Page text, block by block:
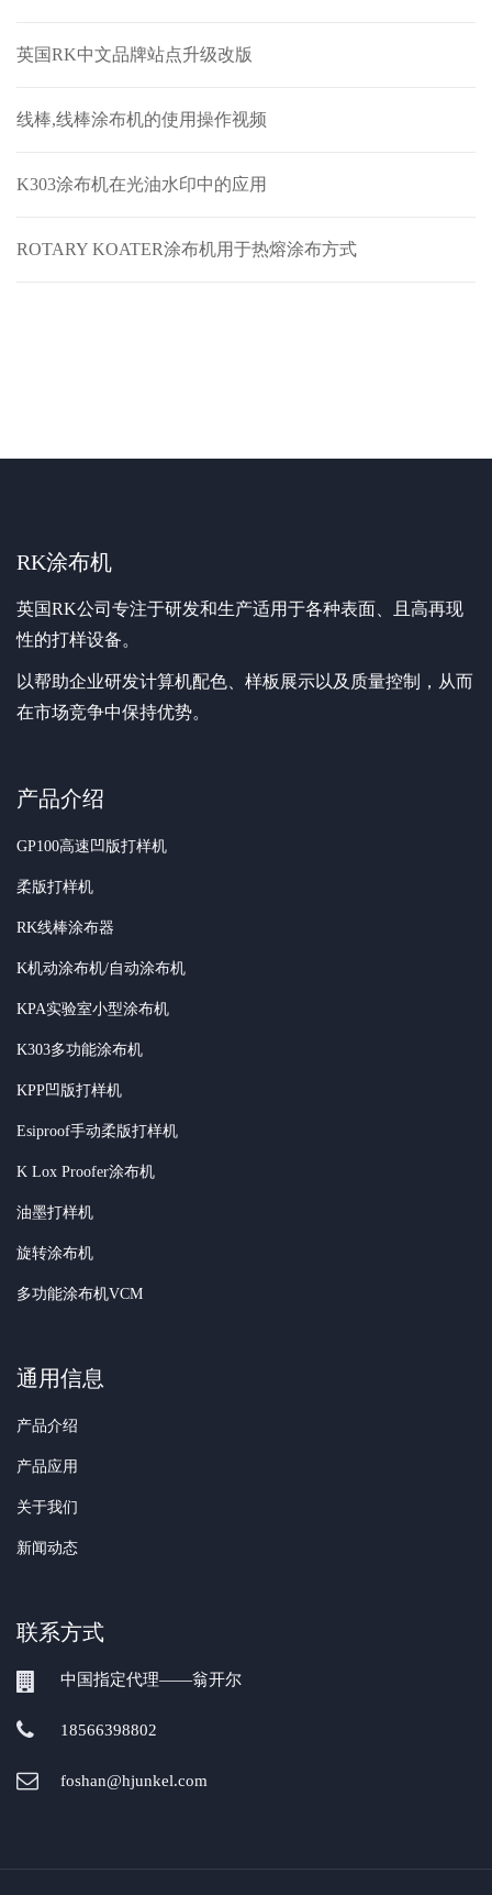
英国RK中文品牌站点升级改版
线棒,线棒涂布机的使用操作视频
K303涂布机在光油水印中的应用
ROTARY KOATER涂布机用于热熔涂布方式
RK涂布机
英国RK公司专注于研发和生产适用于各种表面、且高再现
性的打样设备。
以帮助企业研发计算机配色、样板展示以及质量控制，从而
在市场竞争中保持优势。
产品介绍
GP100高速凹版打样机
柔版打样机
RK线棒涂布器
K机动涂布机/自动涂布机
KPA实验室小型涂布机
K303多功能涂布机
KPP凹版打样机
Esiproof手动柔版打样机
K Lox Proofer涂布机
油墨打样机
旋转涂布机
多功能涂布机VCM
通用信息
产品介绍
产品应用
关于我们
新闻动态
联系方式
中国指定代理——翁开尔
18566398802
foshan@hjunkel.com